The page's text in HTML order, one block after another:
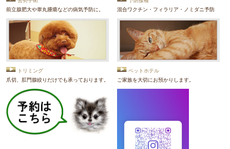
前立腺肥大や睾丸腫瘍などの病気予防に。
混合ワクチン・フィラリア・ノミダニ予防
トリミング
爪切、肛門腺絞りだけでも承っております。
ペットホテル
ご家族を大切にお預かりします。